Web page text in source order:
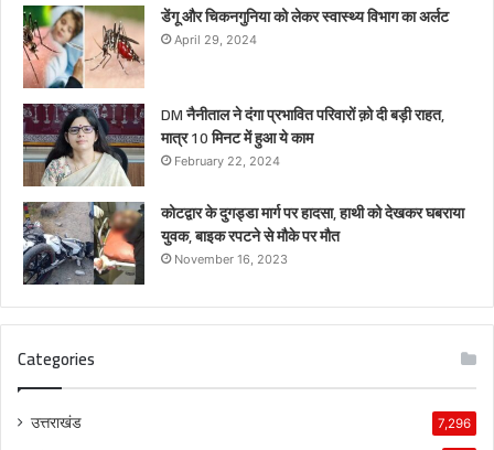
डेंगू और चिकनगुनिया को लेकर स्वास्थ्य विभाग का अर्लट
April 29, 2024
DM नैनीताल ने दंगा प्रभावित परिवारों क़ो दी बड़ी राहत,
मात्र 10 मिनट में हुआ ये काम
February 22, 2024
कोटद्वार के दुगड्डा मार्ग पर हादसा, हाथी को देखकर घबराया
युवक, बाइक रपटने से मौके पर मौत
November 16, 2023
Categories
उत्तराखंड 7,296